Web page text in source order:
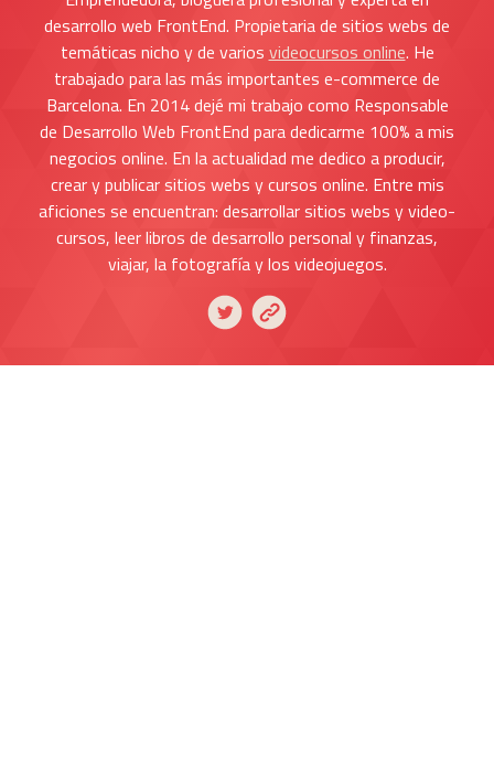
desarrollo web FrontEnd. Propietaria de sitios webs de
temáticas nicho y de varios videocursos online. He
trabajado para las más importantes e-commerce de
Barcelona. En 2014 dejé mi trabajo como Responsable
de Desarrollo Web FrontEnd para dedicarme 100% a mis
negocios online. En la actualidad me dedico a producir,
crear y publicar sitios webs y cursos online. Entre mis
aficiones se encuentran: desarrollar sitios webs y video-
cursos, leer libros de desarrollo personal y finanzas,
viajar, la fotografía y los videojuegos.